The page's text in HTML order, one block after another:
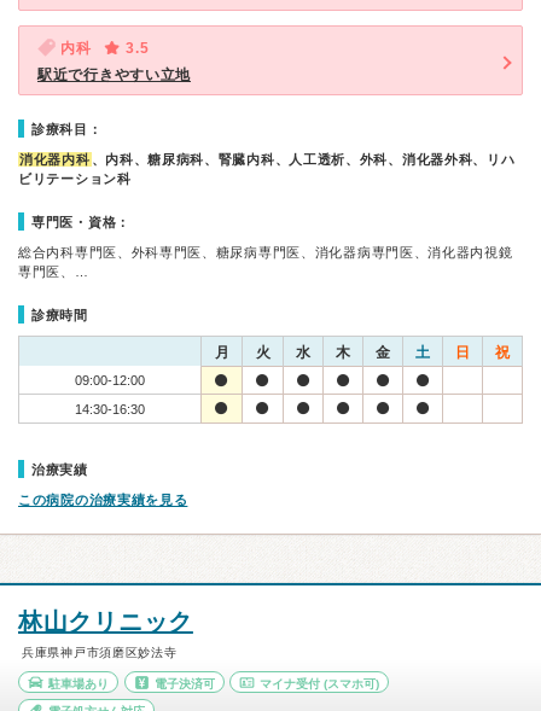
内科
3.5
駅近で行きやすい立地
診療科目：
消化器内科 、内科、糖尿病科、腎臓内科、人工透析、外科、消化器外科、リハ
ビリテーション科
専門医・資格：
総合内科専門医、外科専門医、糖尿病専門医、消化器病専門医、消化器内視鏡
専門医、…
診療時間
月 火 水 木 金 土 日 祝
09:00-12:00
14:30-16:30
治療実績
この病院の治療実績を見る
林山クリニック
兵庫県神戸市須磨区妙法寺
駐車場あり 電子決済可 マイナ受付 (スマホ可)